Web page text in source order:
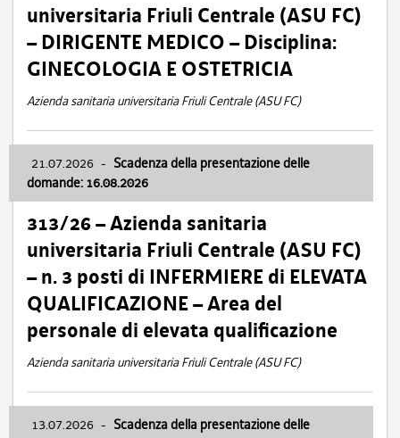
universitaria Friuli Centrale (ASU FC)
– DIRIGENTE MEDICO – Disciplina:
GINECOLOGIA E OSTETRICIA
Azienda sanitaria universitaria Friuli Centrale (ASU FC)
21.07.2026 - Scadenza della presentazione delle
domande: 16.08.2026
313/26 – Azienda sanitaria
universitaria Friuli Centrale (ASU FC)
– n. 3 posti di INFERMIERE di ELEVATA
QUALIFICAZIONE – Area del
personale di elevata qualificazione
Azienda sanitaria universitaria Friuli Centrale (ASU FC)
13.07.2026 - Scadenza della presentazione delle